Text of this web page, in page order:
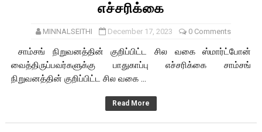
எச்சரிக்கை
MINNALSEITHI December 17, 2023 0 Comments
சாம்சங் நிறுவனத்தின் குறிப்பிட்ட சில வகை ஸ்மார்ட்போன்
வைத்திருப்பவர்களுக்கு பாதுகாப்பு எச்சரிக்கை சாம்சங்
நிறுவனத்தின் குறிப்பிட்ட சில வகை ...
Read More